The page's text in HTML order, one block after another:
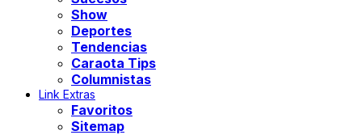
Show
Deportes
Tendencias
Caraota Tips
Columnistas
Link Extras
Favoritos
Sitemap